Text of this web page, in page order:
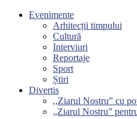
Evenimente
Arhitecții timpului
Cultură
Interviuri
Reportaje
Sport
Știri
Divertis
,,Ziarul Nostru” cu
„Ziarul Nostru”